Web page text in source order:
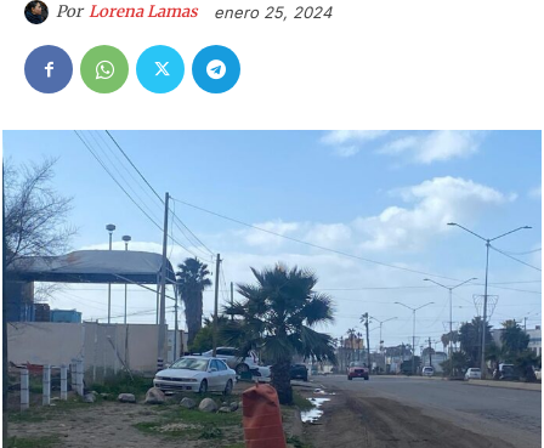
Por Lorena Lamas enero 25, 2024